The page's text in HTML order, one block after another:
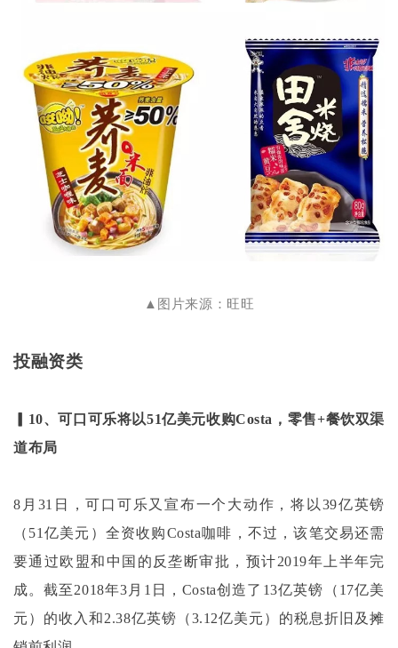
▲图片来源：旺旺
投融资类
▎10、可口可乐将以51亿美元收购Costa，零售+餐饮双渠
道布局
8月31日，可口可乐又宣布一个大动作，将以39亿英镑
（51亿美元）全资收购Costa咖啡，不过，该笔交易还需
要通过欧盟和中国的反垄断审批，预计2019年上半年完
成。截至2018年3月1日，Costa创造了13亿英镑（17亿美
元）的收入和2.38亿英镑（3.12亿美元）的税息折旧及摊